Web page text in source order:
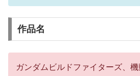
作品名
ガンダムビルドファイターズ、